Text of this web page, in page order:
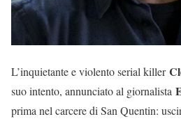
L’inquietante e violento serial killer
suo intento, annunciato al giornalista
prima nel carcere di San Quentin: